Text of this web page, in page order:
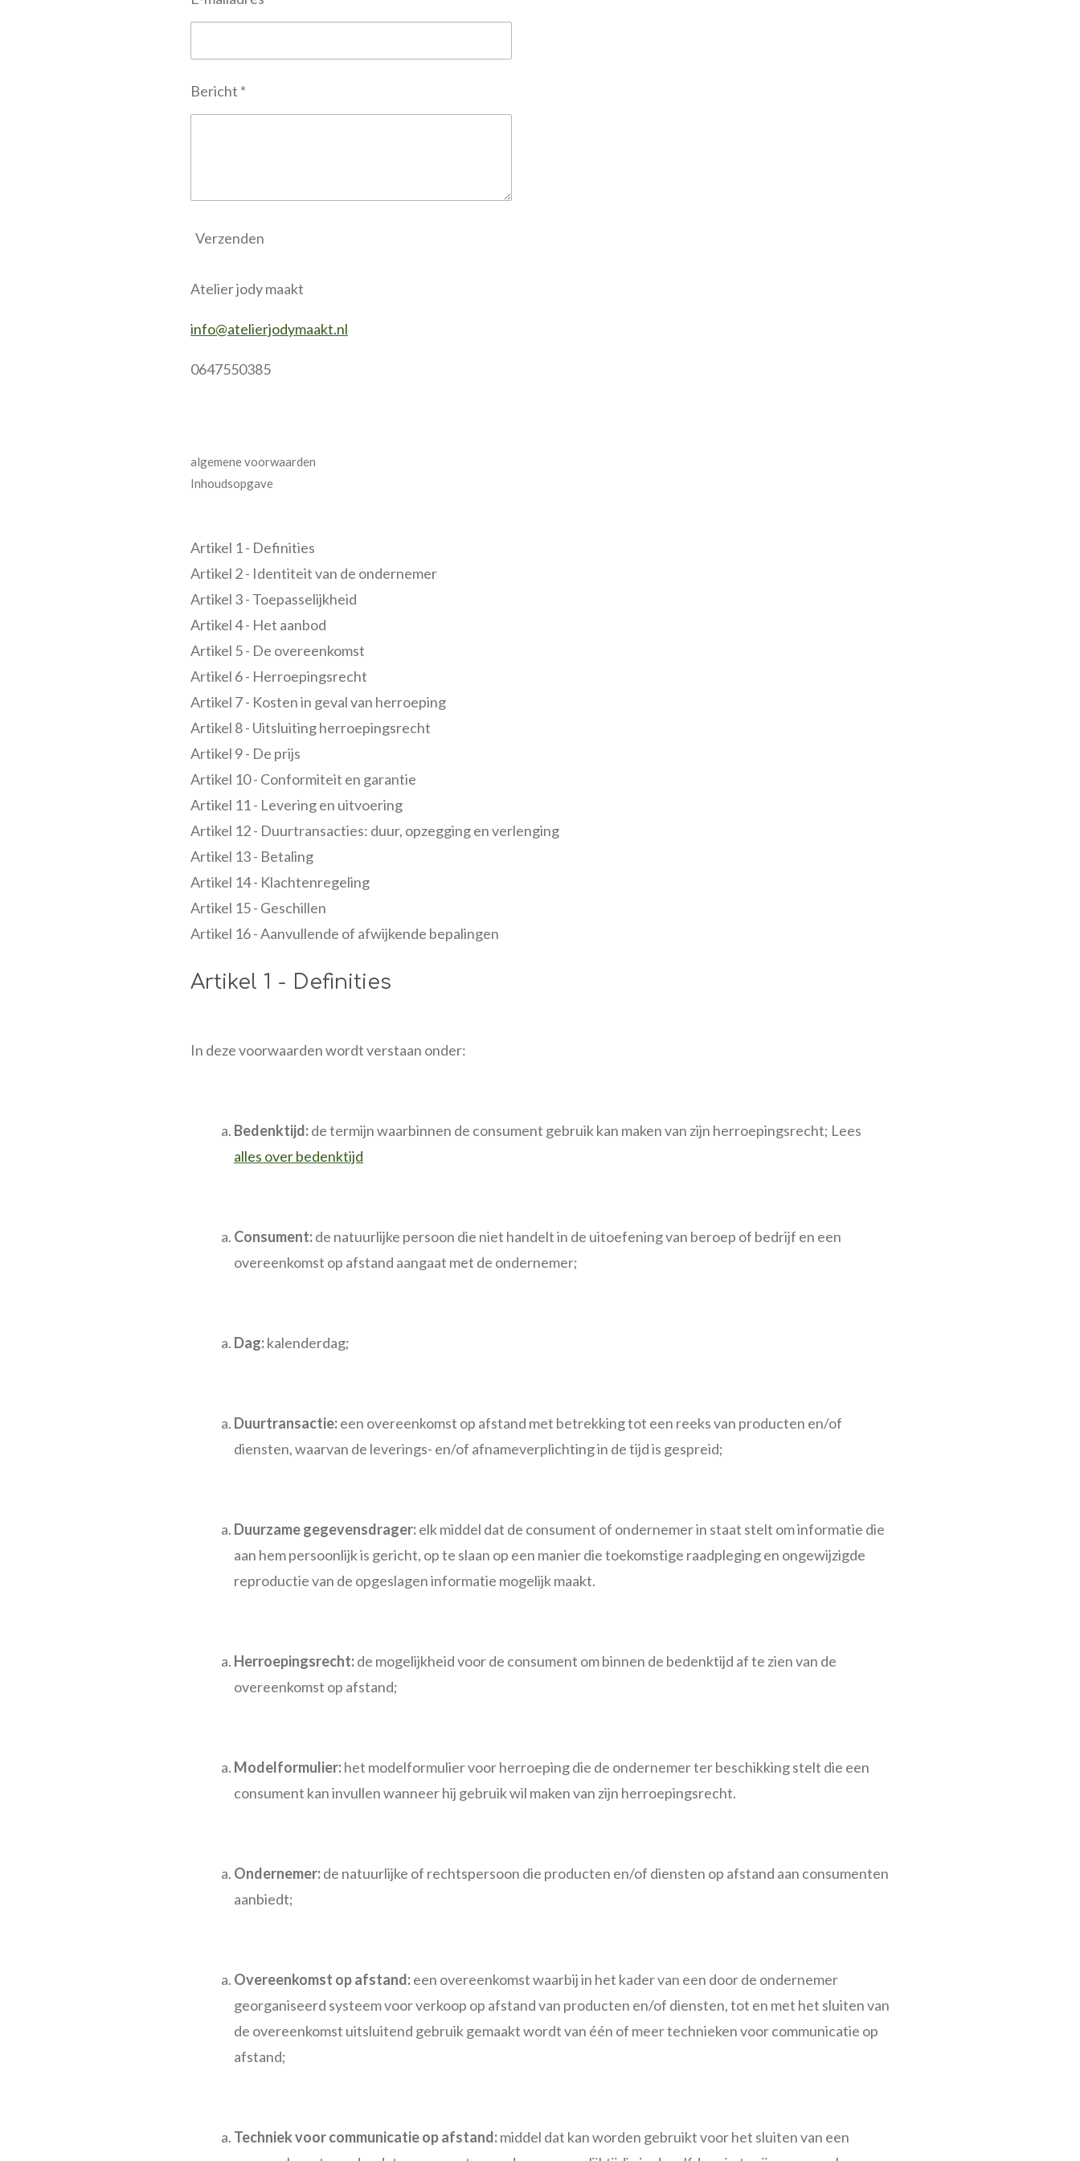
Bericht *
Verzenden
Atelier jody maakt
info@atelierjodymaakt.nl
0647550385
algemene voorwaarden
Inhoudsopgave
Artikel 1 - Definities
Artikel 2 - Identiteit van de ondernemer
Artikel 3 - Toepasselijkheid
Artikel 4 - Het aanbod
Artikel 5 - De overeenkomst
Artikel 6 - Herroepingsrecht
Artikel 7 - Kosten in geval van herroeping
Artikel 8 - Uitsluiting herroepingsrecht
Artikel 9 - De prijs
Artikel 10 - Conformiteit en garantie
Artikel 11 - Levering en uitvoering
Artikel 12 - Duurtransacties: duur, opzegging en verlenging
Artikel 13 - Betaling
Artikel 14 - Klachtenregeling
Artikel 15 - Geschillen
Artikel 16 - Aanvullende of afwijkende bepalingen
Artikel 1 - Definities
In deze voorwaarden wordt verstaan onder:
Bedenktijd:de termijn waarbinnen de consument gebruik kan maken van zijn herroepingsrecht; Lees
alles over bedenktijd
Consument:de natuurlijke persoon die niet handelt in de uitoefening van beroep of bedrijf en een
overeenkomst op afstand aangaat met de ondernemer;
Dag:kalenderdag;
Duurtransactie:een overeenkomst op afstand met betrekking tot een reeks van producten en/of
diensten, waarvan de leverings- en/of afnameverplichting in de tijd is gespreid;
Duurzame gegevensdrager:elk middel dat de consument of ondernemer in staat stelt om informatie die
aan hem persoonlijk is gericht, op te slaan op een manier die toekomstige raadpleging en ongewijzigde
reproductie van de opgeslagen informatie mogelijk maakt.
Herroepingsrecht:de mogelijkheid voor de consument om binnen de bedenktijd af te zien van de
overeenkomst op afstand;
Modelformulier:het modelformulier voor herroeping die de ondernemer ter beschikking stelt die een
consument kan invullen wanneer hij gebruik wil maken van zijn herroepingsrecht.
Ondernemer:de natuurlijke of rechtspersoon die producten en/of diensten op afstand aan consumenten
aanbiedt;
Overeenkomst op afstand:een overeenkomst waarbij in het kader van een door de ondernemer
georganiseerd systeem voor verkoop op afstand van producten en/of diensten, tot en met het sluiten van
de overeenkomst uitsluitend gebruik gemaakt wordt van één of meer technieken voor communicatie op
afstand;
Techniek voor communicatie op afstand:middel dat kan worden gebruikt voor het sluiten van een